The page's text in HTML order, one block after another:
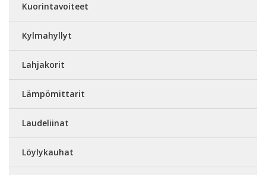
Kuorintavoiteet
Kylmahyllyt
Lahjakorit
Lämpömittarit
Laudeliinat
Löylykauhat